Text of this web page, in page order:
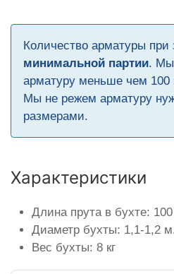
Количество арматуры при
минимальной партии. Мы
арматуру меньше чем
Мы не режем арматуру
размерами.
Характеристики
Длина прута в бухте:
Диаметр бухты: 1,1-1,2
Вес бухты: 8 кг